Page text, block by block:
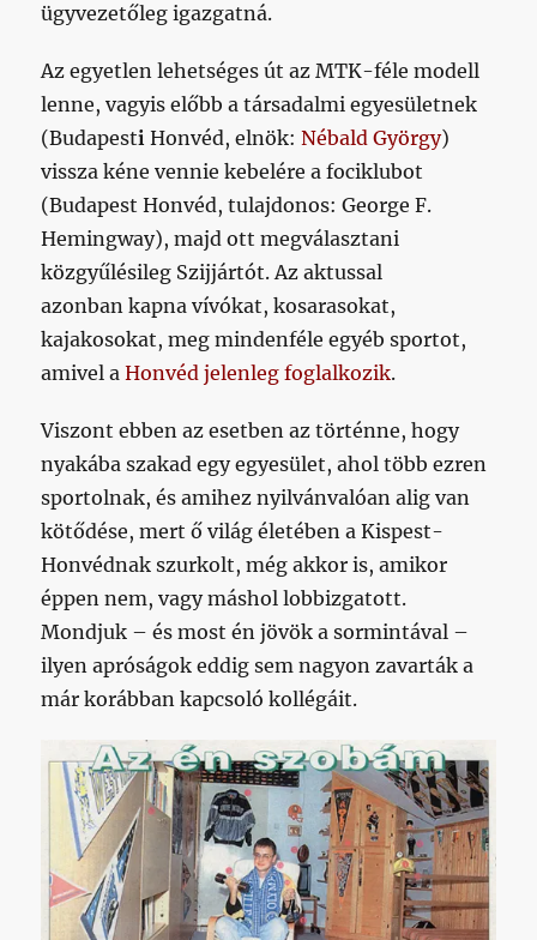
ügyvezetőleg igazgatná.
Az egyetlen lehetséges út az MTK-féle modell
lenne, vagyis előbb a társadalmi egyesületnek
(Budapesti Honvéd, elnök:Nébald György)
vissza kéne vennie kebelére a fociklubot
(Budapest Honvéd, tulajdonos: George F.
Hemingway), majd ott megválasztani
közgyűlésileg Szijjártót. Az aktussal
azonban kapna vívókat, kosarasokat,
kajakosokat, meg mindenféle egyéb sportot,
amivel aHonvéd jelenleg foglalkozik.
Viszont ebben az esetben az történne, hogy
nyakába szakad egy egyesület, ahol több ezren
sportolnak, és amihez nyilvánvalóan alig van
kötődése, mert ő világ életében a Kispest-
Honvédnak szurkolt, még akkor is, amikor
éppen nem, vagy máshol lobbizgatott.
Mondjuk – és most én jövök a sormintával –
ilyen apróságok eddig sem nagyon zavarták a
már korábban kapcsoló kollégáit.